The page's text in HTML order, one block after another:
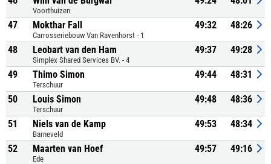
Voorthuizen
47 Mokthar Fall
Carrosseriebouw Van Ravenhorst - 1
49:32 48:26
48 Leobart van den Ham
Simplex Shared Services BV. - 4
49:37 49:28
49 Thimo Simon
Terschuur
49:44 48:31
50 Louis Simon
Terschuur
49:48 48:36
51 Niels van de Kamp
Barneveld
49:53 48:34
52 Maarten van Hoef
Ede
49:57 49:16